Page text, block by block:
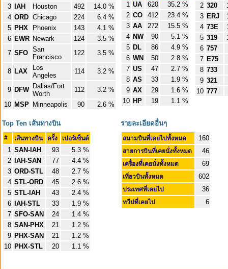
3
IAH Houston 492
14.0 %
4 ORD Chicago 224
6.4 %
5 PHX Phoenix 143
4.1 %
6 EWR Newark 124
3.5 %
7 SFO San
Francisco
122 3.5 %
8 LAX
Los
Angeles
114 3.2 %
9 DFW Dallas/Fort
Worth
112
3.2 %
10 MSP Minneapolis 90 2.6 %
1 UA 620
35.2 %
2 CO 412
23.4 %
3 AA 272
15.5 %
4 NW 90
5.1 %
5 DL 86
4.9 %
6 WN 50
2.8 %
7 US 47
2.7 %
8 AS 33
1.9 %
9 AX 29
1.6 %
10 HP 19 1.1 %
2 320
3 ERJ
4 73E
5 319
6 757
7 E75
8 733
9 321
10 777
Top Ten เส้นทางบิน
# เส้นทางบิน ครั้ง เปอร์เซ็นต์
1 SAN-IAH 93
5.3 %
2
IAH-SAN 77
4.4 %
3 ORD-STL 48
2.7 %
4 STL-ORD 45
2.6 %
5 STL-IAH 43
2.4 %
6
IAH-STL 33
1.9 %
7 SFO-SAN 24
1.4 %
8 SAN-PHX 21
1.2 %
9 PHX-SAN 21
1.2 %
10 PHX-STL 20 1.1 %
รายละเอียดอื่นๆ
สนามบินที่เคยไปทั้งหมด 160
สายการบินที่เคยนั่งทั้งหมด 46
เครื่องที่เคยนั่งทั้งหมด 69
เที่ยวบินทั้งหมด 602
ประเทศที่เคยไป 36
ทวีปที่เคยไป 6